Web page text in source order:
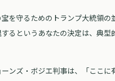
を守るためのトランプ大統領の
るというあなたの決定は、典型
ンズ・ボジエ判事は、「ここに